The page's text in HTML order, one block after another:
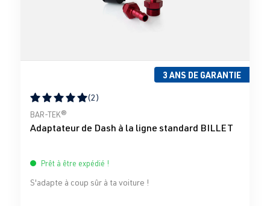
3 ANS DE GARANTIE
Note moyenne de 5 sur 5 étoiles
(2)
BAR-TEK®
Adaptateur de Dash à la ligne standard BILLET
Prêt à être expédié !
S'adapte à coup sûr à ta voiture !